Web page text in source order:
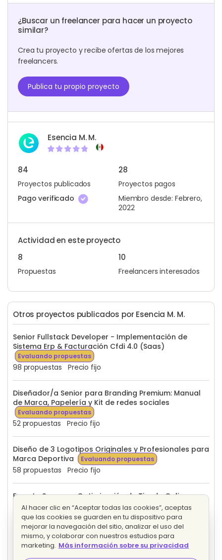
¿Buscar un freelancer para hacer un proyecto
similar?
Crea tu proyecto y recibe ofertas de los mejores
freelancers.
Publica tu propio proyecto
Esencia M. M.
84
Proyectos publicados
28
Proyectos pagos
Pago verificado
Miembro desde: Febrero,
2022
Actividad en este proyecto
8
Propuestas
10
Freelancers interesados
Otros proyectos publicados por Esencia M. M.
Senior Fullstack Developer - Implementación de
Sistema Erp & Facturación Cfdi 4.0 (Saas)
Evaluando propuestas
98 propuestas Precio fijo
Diseñador/a Senior para Branding Premium: Manual
de Marca, Papelería y Kit de redes sociales
Evaluando propuestas
52 propuestas Precio fijo
Diseño de 3 Logotipos Originales y Profesionales para
Marca Deportiva
Evaluando propuestas
58 propuestas Precio fijo
Experto Seo para Optimización de Tienda Online y
Aumento de Tráfico Orgánico
Evaluando propuestas
22 propuestas Precio fijo
Locutora Profesional con Acento Regio para
Grabación de 4 Spots Publicitarios
Al hacer clic en “Aceptar todas las cookies”, aceptas
que las cookies se guarden en tu dispositivo para
mejorar la navegación del sitio, analizar el uso del
mismo, y colaborar con nuestros estudios para
marketing. Más información sobre su privacidad